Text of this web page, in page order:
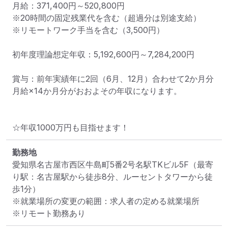
月給：371,400円～520,800円
※20時間の固定残業代を含む（超過分は別途支給）
※リモートワーク手当を含む（3,500円）
初年度理論想定年収：5,192,600円～7,284,200円
賞与：前年実績年に2回（6月、12月）合わせて2か月分
​月給×14か月分がおおよその年収になります。
☆年収1000万円も目指せます！
勤務地
愛知県名古屋市西区牛島町5番2号名駅TKビル5F （最寄
り駅：名古屋駅から徒歩8分、ルーセントタワーから徒
歩1分）
※就業場所の変更の範囲：求人者の定める就業場所
※リモート勤務あり